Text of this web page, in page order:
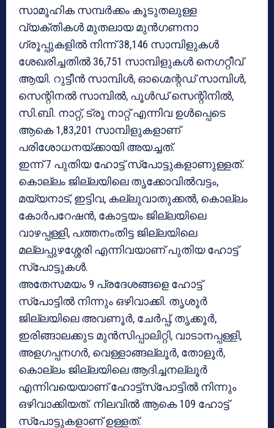
സാമൂഹിക സമ്പര്‍ക്കം കൂടുതലുള്ള
വ്യക്തികള്‍ മുതലായ മുന്‍ഗണനാ
ഗ്രൂപ്പുകളില്‍ നിന്ന് 38,146 സാമ്പിളുകള്‍
ശേഖരിച്ചതില്‍ 36,751 സാമ്പിളുകള്‍ നെഗറ്റീവ്
ആയി. റുട്ടീന്‍ സാമ്പിള്‍, ഓഗ്മെന്റഡ് സാമ്പിള്‍,
സെന്റിനല്‍ സാമ്പില്‍, പൂള്‍ഡ് സെന്റിനില്‍,
സി.ബി. നാറ്റ്, ട്രൂ നാറ്റ് എന്നിവ ഉള്‍പ്പെടെ
ആകെ 1,83,201 സാമ്പിളുകളാണ്
പരിശോധനയ്ക്കായി അയച്ചത്.
ഇന്ന് 7 പുതിയ ഹോട്ട് സ്‌പോട്ടുകളാണുള്ളത്.
കൊല്ലം ജില്ലയിലെ തൃക്കോവില്‍വട്ടം,
മയ്യനാട്, ഇട്ടിവ, കല്ലുവാതുക്കല്‍, കൊല്ലം
കോര്‍പറേഷന്‍, കോട്ടയം ജില്ലയിലെ
വാഴപ്പള്ളി, പത്തനംതിട്ട ജില്ലയിലെ
മല്ലപ്പുഴശ്ശേരി എന്നിവയാണ് പുതിയ ഹോട്ട്
സ്‌പോട്ടുകള്‍.
അതേസമയം 9 പ്രദേശങ്ങളെ ഹോട്ട്
സ്‌പോട്ടില്‍ നിന്നും ഒഴിവാക്കി. തൃശൂര്‍
ജില്ലയിലെ അവണൂര്‍, ചേര്‍പ്പ്, തൃക്കൂര്‍,
ഇരിങ്ങാലക്കുട മുന്‍സിപ്പാലിറ്റി, വാടാനപ്പള്ളി,
അളഗപ്പനഗര്‍, വെള്ളാങ്ങല്ലൂര്‍, തോളൂര്‍,
കൊല്ലം ജില്ലയിലെ ആദിച്ചനല്ലൂര്‍
എന്നിവയെയാണ് ഹോട്ട്‌സ്‌പോട്ടില്‍ നിന്നും
ഒഴിവാക്കിയത്. നിലവില്‍ ആകെ 109 ഹോട്ട്
സ്‌പോട്ടുകളാണ് ഉള്ളത്.